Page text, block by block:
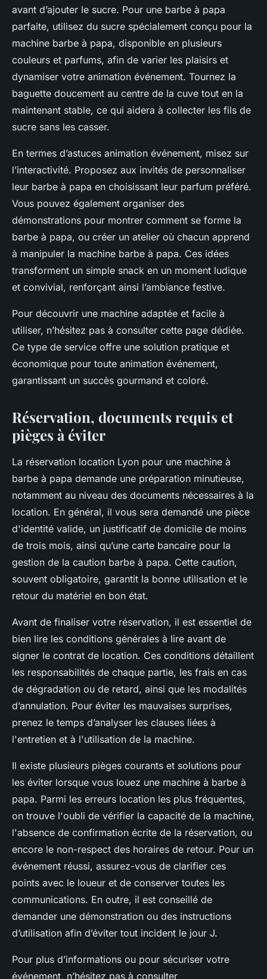
avant d’ajouter le sucre. Pour une barbe à papa
parfaite, utilisez du sucre spécialement conçu pour la
machine barbe à papa, disponible en plusieurs
couleurs et parfums, afin de varier les plaisirs et
dynamiser votre animation événement. Tournez la
baguette doucement au centre de la cuve tout en la
maintenant stable, ce qui aidera à collecter les fils de
sucre sans les casser.
En termes d’astuces animation événement, misez sur
l’interactivité. Proposez aux invités de personnaliser
leur barbe à papa en choisissant leur parfum préféré.
Vous pouvez également organiser des
démonstrations pour montrer comment se forme la
barbe à papa, ou créer un atelier où chacun apprend
à manipuler la machine barbe à papa. Ces idées
transforment un simple snack en un moment ludique
et convivial, renforçant ainsi l’ambiance festive.
Pour découvrir une machine adaptée et facile à
utiliser, n’hésitez pas à consulter cette page dédiée.
Ce type de service offre une solution pratique et
économique pour toute animation événement,
garantissant un succès gourmand et coloré.
Réservation, documents requis et
pièges à éviter
La réservation location Lyon pour une machine à
barbe à papa demande une préparation minutieuse,
notamment au niveau des documents nécessaires à la
location. En général, il vous sera demandé une pièce
d'identité valide, un justificatif de domicile de moins
de trois mois, ainsi qu’une carte bancaire pour la
gestion de la caution barbe à papa. Cette caution,
souvent obligatoire, garantit la bonne utilisation et le
retour du matériel en bon état.
Avant de finaliser votre réservation, il est essentiel de
bien lire les conditions générales à lire avant de
signer le contrat de location. Ces conditions détaillent
les responsabilités de chaque partie, les frais en cas
de dégradation ou de retard, ainsi que les modalités
d’annulation. Pour éviter les mauvaises surprises,
prenez le temps d’analyser les clauses liées à
l'entretien et à l'utilisation de la machine.
Il existe plusieurs pièges courants et solutions pour
les éviter lorsque vous louez une machine à barbe à
papa. Parmi les erreurs location les plus fréquentes,
on trouve l'oubli de vérifier la capacité de la machine,
l'absence de confirmation écrite de la réservation, ou
encore le non-respect des horaires de retour. Pour un
événement réussi, assurez-vous de clarifier ces
points avec le loueur et de conserver toutes les
communications. En outre, il est conseillé de
demander une démonstration ou des instructions
d’utilisation afin d’éviter tout incident le jour J.
Pour plus d’informations ou pour sécuriser votre
événement, n’hésitez pas à consulter